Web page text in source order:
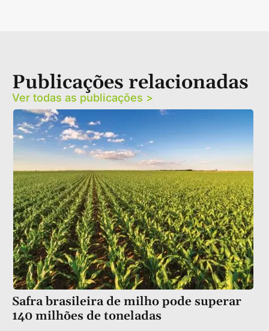
Publicações relacionadas
Ver todas as publicações >
Safra brasileira de milho pode superar
140 milhões de toneladas